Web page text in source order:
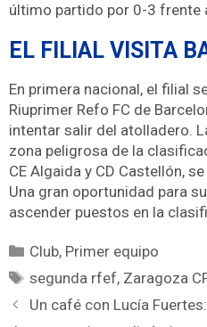
último partido por 0-3 frente
EL FILIAL VISITA
En primera nacional, el filial
Riuprimer Refo FC de
intentar salir del atolladero.
zona peligrosa de la
CE Algaida y CD Castellón,
Una gran oportunidad para
ascender puestos en la
Club, Primer equipo
segunda rfef, Zaragoza
Un café con Lucía